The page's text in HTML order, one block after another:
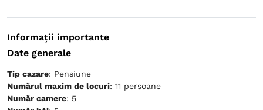
Informații importante
Date generale
Tip cazare: Pensiune
Numărul maxim de locuri: 11 persoane
Număr camere: 5